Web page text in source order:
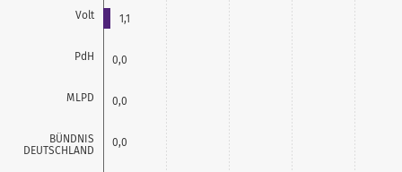
Volt
PdH
MLPD
BÜNDNIS
DEUTSCHLAND
1,1
0,0
0,0
0,0